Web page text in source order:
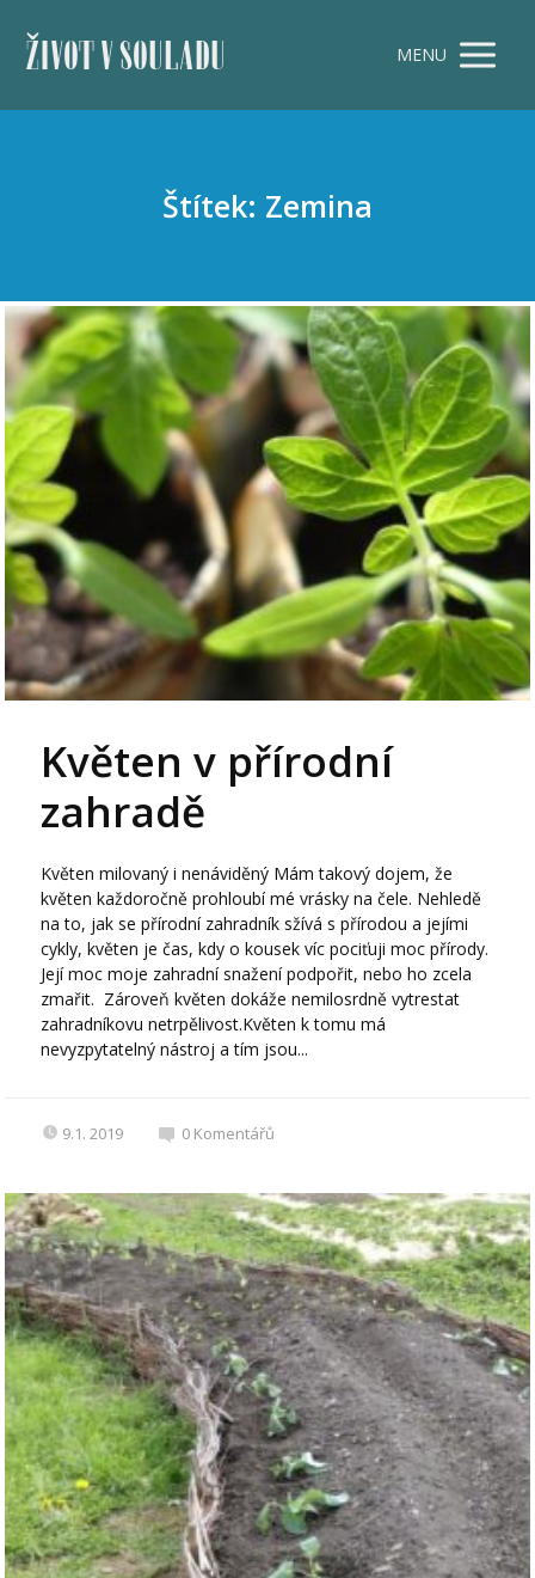
ŽIVOT V SOULADU MENU
Štítek: Zemina
Květen v přírodní
zahradě
Květen milovaný i nenáviděný Mám takový dojem, že
květen každoročně prohloubí mé vrásky na čele. Nehledě
na to, jak se přírodní zahradník sžívá s přírodou a jejími
cykly, květen je čas, kdy o kousek víc pociťuji moc přírody.
Její moc moje zahradní snažení podpořit, nebo ho zcela
zmařit. Zároveň květen dokáže nemilosrdně vytrestat
zahradníkovu netrpělivost.Květen k tomu má
nevyzpytatelný nástroj a tím jsou...
9.1. 2019 0 Komentářů